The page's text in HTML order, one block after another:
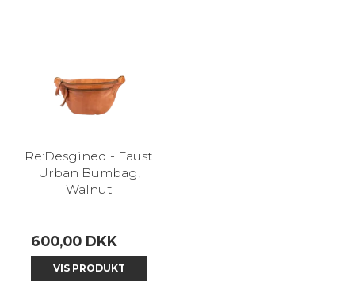
Re:Desgined - Faust
Urban Bumbag,
Walnut
600,00 DKK
VIS PRODUKT